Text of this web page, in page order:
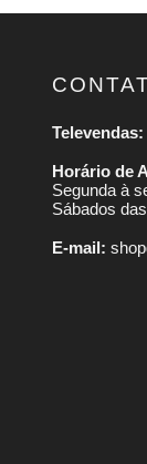
Televendas:
Horário de
Segunda à
Sábados
E-mail: